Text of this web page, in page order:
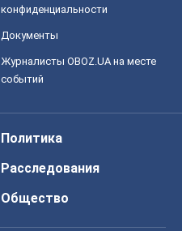
конфиденциальности
Документы
Журналисты OBOZ.UA на месте
событий
Политика
Расследования
Общество